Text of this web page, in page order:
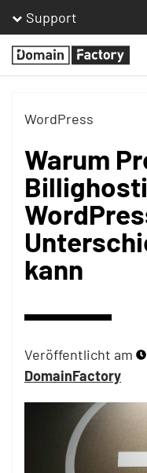
Support
Homepage
WordPress
Warum
kann
Veröffentlicht am
DomainFactory